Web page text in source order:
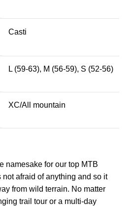
Casti
L (59-63), M (56-59), S (52-56)
XC/All mountain
namesake for our top MTB
not afraid of anything and so it
from wild terrain. No matter
trail tour or a multi-day